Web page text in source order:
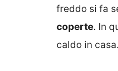
freddo si fa
coperte. In
caldo in casa.